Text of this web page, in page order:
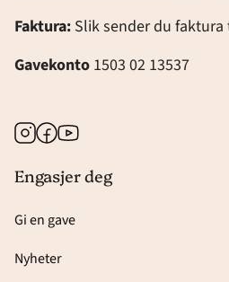
Faktura: Slik sender du
Gavekonto 1503 02 13537
Instagram
Facebook
Youtube
Engasjer deg
Gi en gave
Nyheter